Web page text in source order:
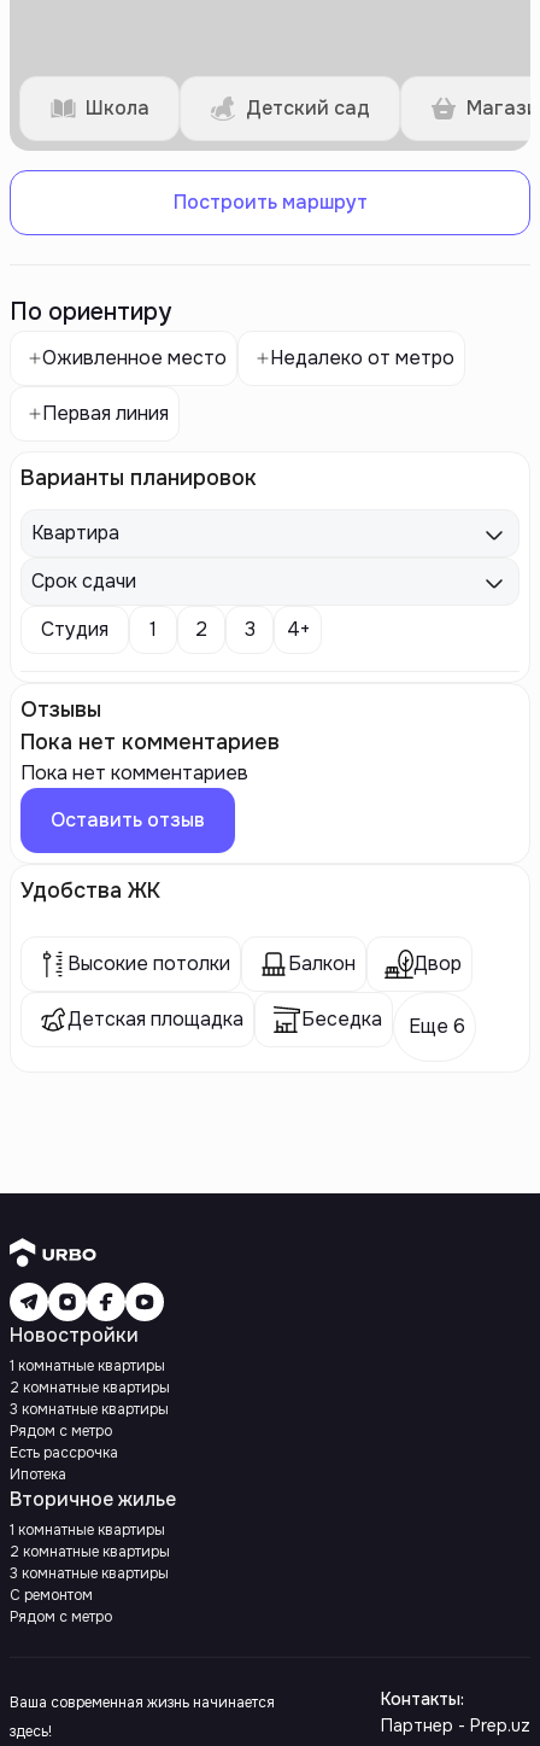
Школа Детский сад
Построить маршрут
По ориентиру
Оживленное место Недалеко от метро
Первая линия
Варианты планировок
Квартира
Срок сдачи
Студия
1 2 3 4+
Отзывы
Пока нет комментариев
Пока нет комментариев
Оставить отзыв
Удобства ЖК
Высокие потолки Балкон Двор
Детская площадка Беседка Еще 6
Новостройки
1 комнатные квартиры
2 комнатные квартиры
3 комнатные квартиры
Рядом с метро
Есть рассрочка
Ипотека
Вторичное жилье
1 комнатные квартиры
2 комнатные квартиры
3 комнатные квартиры
С ремонтом
Рядом с метро
Ваша современная жизнь начинается
здесь!
Контакты:
Партнер - Prep.uz